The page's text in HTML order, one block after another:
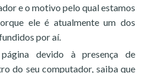
e o motivo pelo qual estamos
ele é atualmente um dos
por aí.
devido à presença de
do seu computador, saiba que